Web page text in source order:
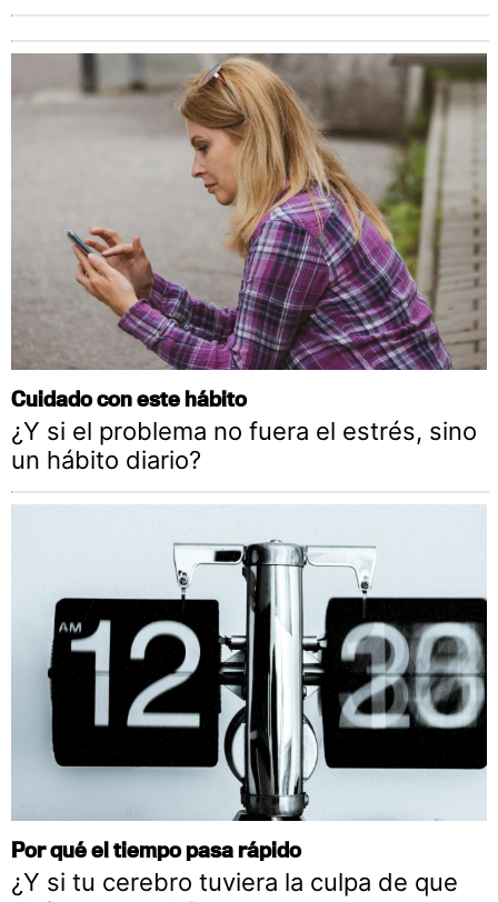
Cuidado con este hábito
¿Y si el problema no fuera el estrés, sino
un hábito diario?
Por qué el tiempo pasa rápido
¿Y si tu cerebro tuviera la culpa de que